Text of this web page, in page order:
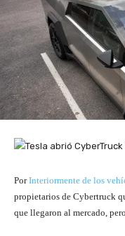
PorInteriormente de los
propietarios de Cybertruck
que llegaron al mercado,